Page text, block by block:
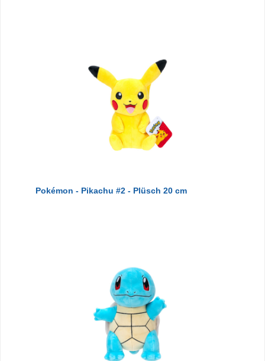
Pokémon - Pikachu #2 - Plüsch 20 cm